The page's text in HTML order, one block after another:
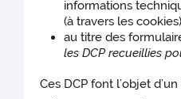
informations
(à travers les
au titre des
les DCP recueillies
Ces DCP font l’objet